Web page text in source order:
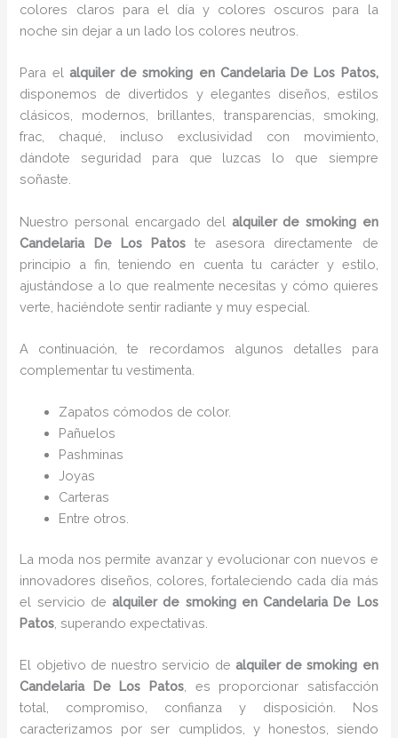
colores claros para el día y colores oscuros para la
noche sin dejar a un lado los colores neutros.
Para el alquiler de smoking en Candelaria De Los Patos,
disponemos de divertidos y elegantes diseños, estilos
clásicos, modernos, brillantes, transparencias, smoking,
frac, chaqué, incluso exclusividad con movimiento,
dándote seguridad para que luzcas lo que siempre
soñaste.
Nuestro personal encargado del alquiler de smoking en
Candelaria De Los Patoste asesora directamente de
principio a fin, teniendo en cuenta tu carácter y estilo,
ajustándose a lo que realmente necesitas y cómo quieres
verte, haciéndote sentir radiante y muy especial.
A continuación, te recordamos algunos detalles para
complementar tu vestimenta.
Zapatos cómodos de color.
Pañuelos
Pashminas
Joyas
Carteras
Entre otros.
La moda nos permite avanzar y evolucionar con nuevos e
innovadores diseños, colores, fortaleciendo cada día más
el servicio dealquiler de smoking en Candelaria De Los
Patos , superando expectativas.
El objetivo de nuestro servicio de alquiler de smoking en
Candelaria De Los Patos, es proporcionar satisfacción
total, compromiso, confianza y disposición. Nos
caracterizamos por ser cumplidos, y honestos, siendo